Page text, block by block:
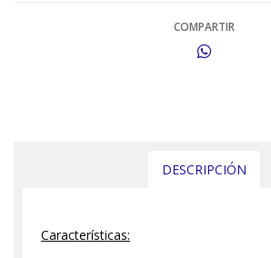
COMPARTIR
DESCRIPCIÓN
Características: